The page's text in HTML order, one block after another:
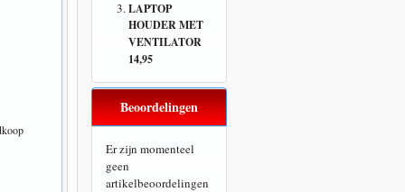
LAPTOP
HOUDER MET
VENTILATOR
14,95
Beoordelingen
Er zijn momenteel
geen
artikelbeoordelingen